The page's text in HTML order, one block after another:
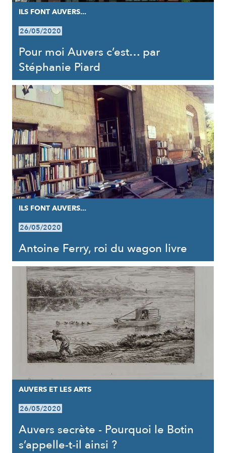
ILS FONT AUVERS...
26/05/2020
Pour moi Auvers c’est… par
Stéphanie Piard
ILS FONT AUVERS...
26/05/2020
Antoine Ferry, roi du wagon livre
AUVERS ET LES ARTS
26/05/2020
Auvers secrète - Pourquoi le Botin
s’appelle-t-il ainsi ?